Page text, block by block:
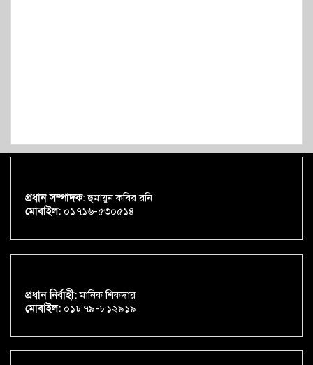
প্রধান সম্পাদক:হুমায়ুন কবির রনি
মোবাইল: ০১৭১৬-৫৩০৫১৪
প্রধান নির্বাহী:মানিক শিকদার
মোবাইল: ০১৮৭৯-৮১২৯১৯